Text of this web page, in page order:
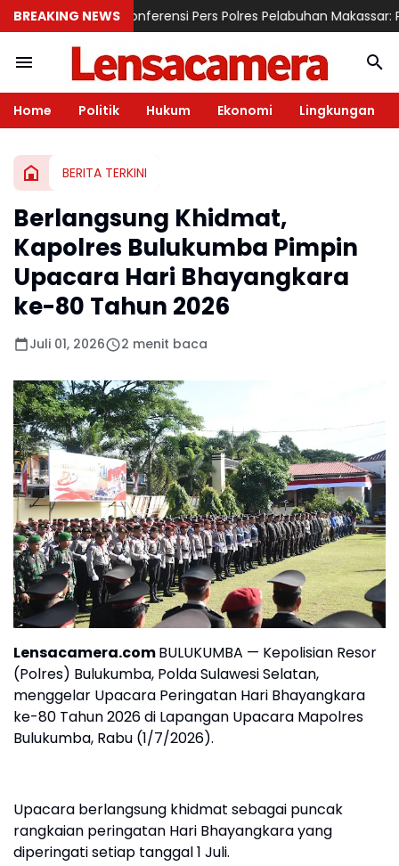
BREAKING NEWS
Konferensi Pers Polres Pelabuhan Makassar: Penipu
Home Politik Hukum Ekonomi Lingkungan
BERITA TERKINI
Berlangsung Khidmat,
Kapolres Bulukumba Pimpin
Upacara Hari Bhayangkara
ke-80 Tahun 2026
Juli 01, 2026 2 menit baca
Lensacamera.comBULUKUMBA — Kepolisian Resor
(Polres) Bulukumba, Polda Sulawesi Selatan,
menggelar Upacara Peringatan Hari Bhayangkara
ke-80 Tahun 2026 di Lapangan Upacara Mapolres
Bulukumba, Rabu (1/7/2026).
Upacara berlangsung khidmat sebagai puncak
rangkaian peringatan Hari Bhayangkara yang
diperingati setiap tanggal 1 Juli.